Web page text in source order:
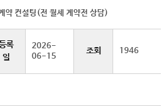
약 컨설팅(전 월세 계약전 상담)
록
일
2026-
06-15
조회 1946